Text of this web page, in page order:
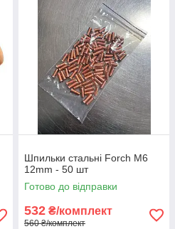
Шпильки стальні Forch М6
12mm - 50 шт
Готово до відправки
532 ₴/комплект
560 ₴/комплект